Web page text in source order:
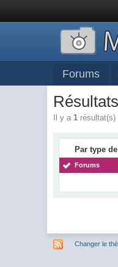
Forums
Il y a1
Par type
Forums
Changer le